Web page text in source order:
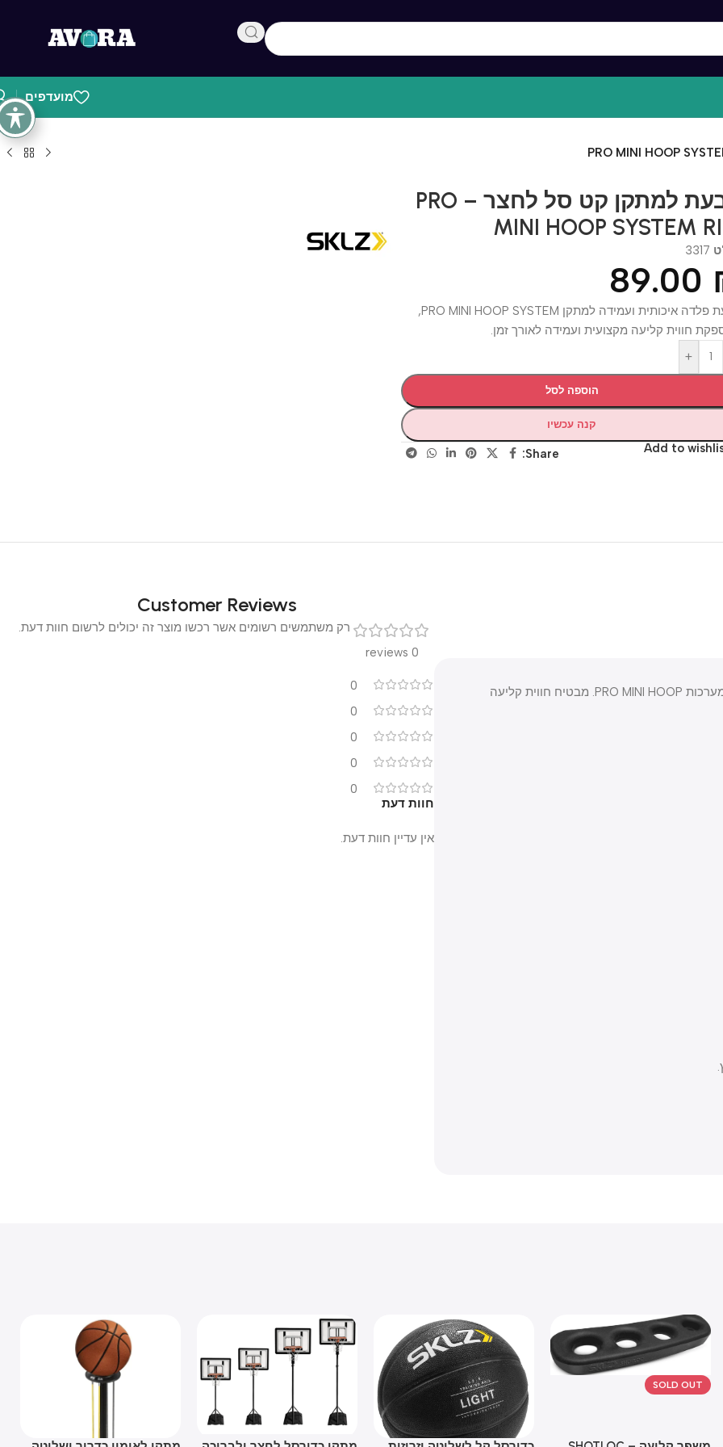
מועדפים
טבעת למתקן קט סל לחצר – PRO
MINI HOOP SYSTEM
טבעת פלדה איכותית ועמידה למתקן PRO MINI HOOP SYSTEM,
חווית קליעה מקצועית ועמידה לאורך זמן.
+
הוספה לסל
קנה עכשיו
Add to
Share:
חישוק כדורסל מקצועי מיני, בעל טבעת איכותית ועמידה, המתאים למערכות PRO MINI HOOP. מבטיח חווית קליעה
Customer Reviews
0
0
0
0
0
חוות דעת
אין עדיין חוות דעת.
רק משתמשים רשומים אשר רכשו מוצר זה יכולים לרשום חוות דעת.
SOLD OUT